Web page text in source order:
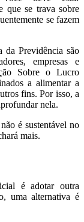
que se trava sobre
se fazem
da Previdência são
empresas e
Sobre o Lucro
a alimentar a
fins. Por isso, a
nela.
é sustentável no
mais.
é adotar outra
uma alternativa é